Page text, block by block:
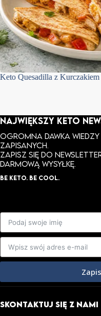
Keto Quesadilla z Kurczakiem
NAJWIĘKSZY KETO
Ogromna dawka
zapisanych.
ZAPISZ SIĘ DO
DARMOWĄ WYSYŁKĘ.
BE KETO. BE COOL.
SKONTAKTUJ SIĘ Z NAMI